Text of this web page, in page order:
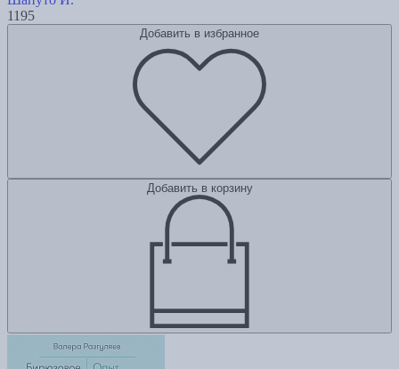
1195
Добавить в избранное
Добавить в корзину